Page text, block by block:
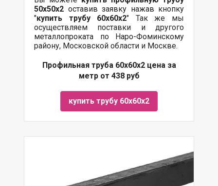
50х50х2 оставив заявку нажав кнопку
"купить трубу60х60х2" Так же мы
осуществляем поставки и другого
металлопроката по Наро-Фоминскому
району, Московской области и Москве.
Профильная труба 60х60х2 цена за
метр от 438 руб
купить трубу 60х60х2